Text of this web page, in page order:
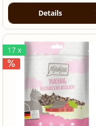
Details
17 x